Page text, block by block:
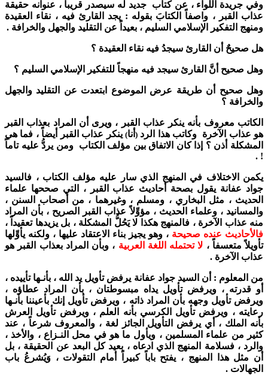
وفي جريدة اللواء ، عن كتاب جديد له سيصدر قريباً ، عنوانه حقيقة
عذاب القبر ، واصفاً الكتابَ بقوله : يجد القارئ فيه ، نقاء العقيدة
ومنهج التفكير الإسلامي السليم ، بعيداً عن التقليد والجهل والخرافة .
هل صحيحٌ أن القارئ سيجدُ فيه نقاء العقيدة ؟
وهل صحيح أنَّ القارئ سيجد فيه منهجاً للتفكير الإسلامي السليم ؟
وهل صحيح أن طريقة عرض الموضوع ابتعدت عن التقليد والجهل
والخرافة ؟
الكاتب معروف بأنه ينكر عذاب القبر ، ويرى أن المراد بعذاب القبر
هو عذاب الآخرة وكاتب هذا الرد ( أنا) ينكر عذاب القبر أيضاً ، فما هي
المشكلة أذن ؟ إذا كان الاتفاق بين مؤلف الكتاب ومن يردُّ عليه تاماً
! .
يكمن الاختلاف في المنهج الذي سار عليه مؤلف الكتاب ، فالسيد
جواد عفانة يقول بصحة أحاديث عذاب القبر ، التي صححها علماء
الحديث ، مثل البخاري ، ومسلم ، وغيرهما ، من أصحاب السنن ،
والمسانيد ، وعلماء الحديث ، مؤوِّلاً عذاب القبر الصريح ، بأن المراد
منه عذاب الآخرة ، فالمنهج هكذا لا يَحُلُّ المشكلة ، بل يزيدها تعقيداً ،
فالأحاديث عنده صحيحة ، وهو يجيز بناء الاعتقاد عليها ، ولكنه يأوِّلها
تأويلاً متعسفاً ، لا تحتمله اللغة العربية ، وبأن المراد بعذاب القبر هو
عذاب الآخرة .
من المعلوم : أن السيد جواد عفانة يرفض تأويل يد الله ، بأنـها تأييده ،
أو قدرته ، ويرفض تأويل يداه مبسوطتان ، بأن المراد عطاؤه ،
ويرفض تأويل وجهه بأن المراد ذاته ، ويرفض تأويل إنك بأعيننا بأنـها
رعايته ، ويرفض تأويل الكرسي بأنه العلم ، ويرفض تأويل العرش
بأنه الملك ، أي يرفض التأويل الجائز لغة ، والمعروف شرعاً ، عند
كثير من علماء المسلمين ، ويأول ما هو في محل النـزاع ، والأخذ ،
والرد ، فسلامة المنهج الذي ادعاه ، بعيد كل البعد عن الحقيقة ، بل
أن مثل هذا المنهج ، يفتح باباً كبيراً أمام التقولات ، وَيُشرعُ باب
الجهالات .